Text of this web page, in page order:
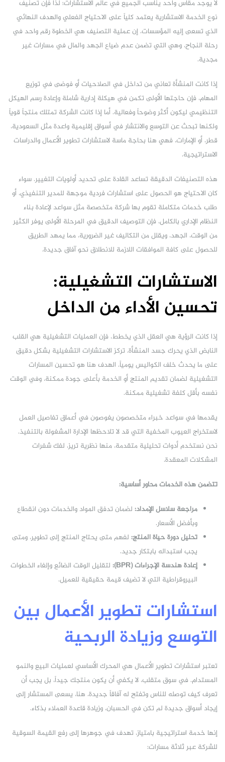
لا يوجد مقاس واحد يناسب الجميع في عالم الاستشارات؛ لذا فإن تصنيف
نوع الخدمة الاستشارية يعتمد كلياً على الاحتياج الفعلي والهدف النهائي
الذي تسعى إليه المؤسسات. إن عملية التصنيف هي الخطوة رقم واحد في
رحلة النجاح، وهي التي تضمن عدم ضياع الجهد والمال في مسارات غير
مجدية.
إذا كانت المنشأة تعاني من تداخل في الصلاحيات أو فوضى في توزيع
المهام، فإن حاجتها الأولى تكمن في هيكلة إدارية شاملة وإعادة رسم الهيكل
التنظيمي ليكون أكثر وضوحاً وفعالية. أما إذا كانت الشركة تمتلك منتجاً قوياً
ولكنها تبحث عن التوسع والانتشار في أسواق إقليمية واعدة مثل السعودية،
قطر، أو الإمارات، فهي هنا بحاجة ماسة لاستشارات تطوير الأعمال والدراسات
الاستراتيجية.
هذه التصنيفات الدقيقة تساعد القادة على تحديد أولويات التغيير. سواء
كان الاحتياج هو الحصول على استشارات فردية موجهة للمدير التنفيذي، أو
طلب خدمات متكاملة تقوم بها شركة متخصصة مثل سواعد لإعادة بناء
النظام الإداري بالكامل، فإن التوصيف الدقيق في المرحلة الأولى يوفر الكثير
من الوقت، الجهد، ويقلل من التكاليف غير الضرورية، مما يمهد الطريق
للحصول على كافة الموافقات اللازمة للانطلاق نحو آفاق جديدة.
الاستشارات التشغيلية:
تحسين الأداء من الداخل
إذا كانت الرؤية هي العقل الذي يخطط، فإن العمليات التشغيلية هي القلب
النابض الذي يحرك جسد المنشأة. تركز الاستشارات التشغيلية بشكل دقيق
على ما يحدث خلف الكواليس يومياً. الهدف هنا هو تحسين المسارات
التشغيلية لضمان تقديم المنتج أو الخدمة بأعلى جودة ممكنة، وفي الوقت
نفسه بأقل كلفة تشغيلية ممكنة.
يقدمها في سواعد خبراء متخصصون يغوصون في أعماق تفاصيل العمل
لاستخراج العيوب المخفية التي قد لا تلاحظها الإدارة المشغولة بالتنفيذ.
نحن نستخدم أدوات تحليلية متقدمة، منها نظرية تريز، لفك شفرات
المشكلات المعقدة.
تتضمن هذه الخدمات محاور أساسية:
مراجعة سلاسل الإمداد: لضمان تدفق المواد والخدمات دون انقطاع
وبأفضل الأسعار.
تحليل دورة حياة المنتج: لفهم متى يحتاج المنتج إلى تطوير، ومتى
يجب استبداله بابتكار جديد.
إعادة هندسة الإجراءات (BPR):
لتقليل الوقت الضائع وإلغاء الخطوات
البيروقراطية التي لا تضيف قيمة حقيقية للعميل.
استشارات تطوير الأعمال بين
التوسع وزيادة الربحية
تعتبر استشارات تطوير الأعمال هي المحرك الأساسي لعمليات البيع والنمو
المستدام. في سوق متقلب، لا يكفي أن يكون منتجك جيداً، بل يجب أن
تعرف كيف توصله للناس وتفتح له آفاقاً جديدة. هنا، يسعى المستشار إلى
إيجاد أسواق جديدة لم تكن في الحسبان، وزيادة قاعدة العملاء بذكاء.
إنها خدمة استراتيجية بامتياز، تهدف في جوهرها إلى رفع القيمة السوقية
للشركة عبر ثلاثة مسارات: